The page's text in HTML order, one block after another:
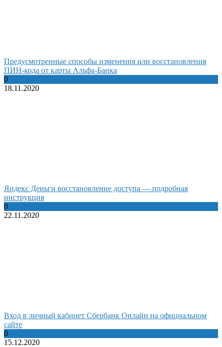
Предусмотренные способы изменения или восстановления
ПИН-кода от карты Альфа-Банка
0
18.11.2020
Яндекс Деньги восстановление доступа — подробная
инструкция
0
22.11.2020
Вход в личный кабинет Сбербанк Онлайн на официальном
сайте
0
15.12.2020